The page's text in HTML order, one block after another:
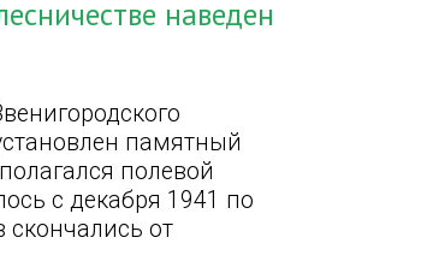
наведен
памятный
полевой
с декабря 1941 по
от